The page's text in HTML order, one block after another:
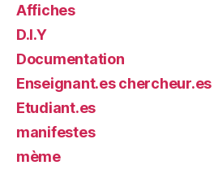
Affiches
D.I.Y
Documentation
Enseignant.es chercheur.es
Etudiant.es
manifestes
mème